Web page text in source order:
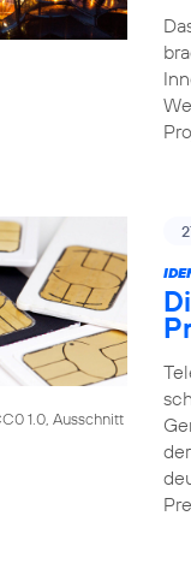
1.0, Ausschnitt